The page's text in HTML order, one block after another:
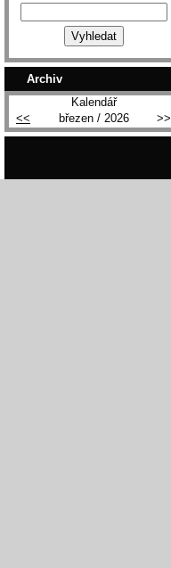
Archiv
Kalendář
<<
březen / 2026 >>